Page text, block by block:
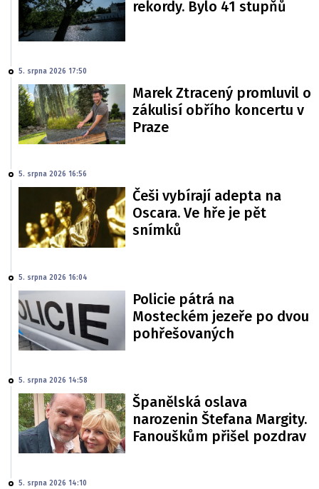
rekordy. Bylo 41 stupňů
5. srpna 2026 17:50
Marek Ztracený promluvil o
zákulisí obřího koncertu v
Praze
5. srpna 2026 16:56
Češi vybírají adepta na
Oscara. Ve hře je pět
snímků
5. srpna 2026 16:04
Policie pátrá na
Mosteckém jezeře po dvou
pohřešovaných
5. srpna 2026 14:58
Španělská oslava
narozenin Štefana Margity.
Fanouškům přišel pozdrav
5. srpna 2026 14:10